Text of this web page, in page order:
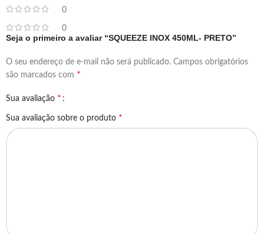
0
0
Seja o primeiro a avaliar “SQUEEZE INOX 450ML- PRETO”
O seu endereço de e-mail não será publicado. Campos obrigatórios
são marcados com *
Sua avaliação *
Sua avaliação sobre o produto *